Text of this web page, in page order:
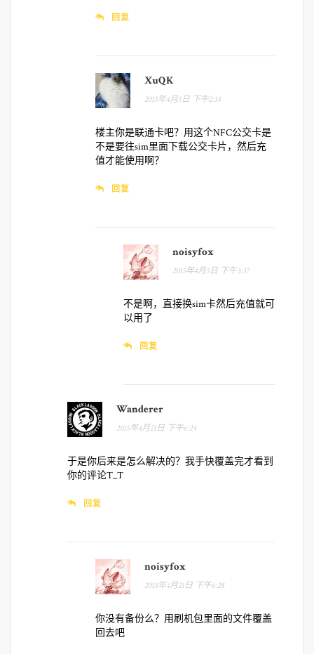
回复
XuQK
2015年4月5日 下午2:14
楼主你是联通卡吧？用这个NFC公交卡是
不是要往sim里面下载公交卡片，然后充
值才能使用啊？
回复
noisyfox
2015年4月5日 下午3:37
不是啊，直接换sim卡然后充值就可
以用了
回复
Wanderer
2015年4月21日 下午6:24
于是你后来是怎么解决的？我手快覆盖完才看到
你的评论T_T
回复
noisyfox
2015年4月21日 下午6:28
你没有备份么？用刷机包里面的文件覆盖
回去吧